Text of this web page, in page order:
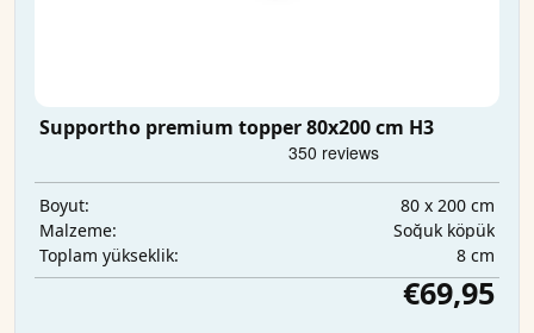
Supportho premium topper 80x200 cm H3
Boyut:
80 x 200 cm
Malzeme:
Soğuk köpük
Toplam yükseklik:
8 cm
€69,95